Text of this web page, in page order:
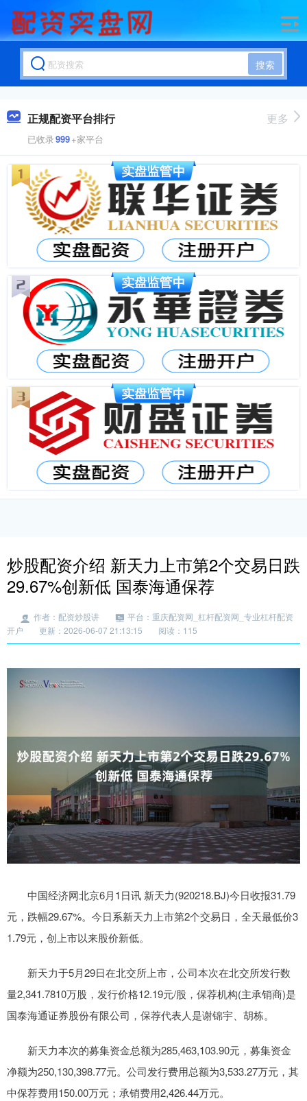
搜索
正规配资平台排行
已收录999+家平台
更多
炒股配资介绍 新天力上市第2个交易日跌
29.67%创新低 国泰海通保荐
作者：配资炒股讲
平台：重庆配资网_杠杆配资网_专业杠杆配资
开户
更新：2026-06-07 21:13:15 阅读：115
中国经济网北京6月1日讯 新天力(920218.BJ)今日收报31.79
元，跌幅29.67%。今日系新天力上市第2个交易日，全天最低价3
1.79元，创上市以来股价新低。
新天力于5月29日在北交所上市，公司本次在北交所发行数
量2,341.7810万股，发行价格12.19元/股，保荐机构(主承销商)是
国泰海通证券股份有限公司，保荐代表人是谢锦宇、胡栋。
新天力本次的募集资金总额为285,463,103.90元，募集资金
净额为250,130,398.77元。公司发行费用总额为3,533.27万元，其
中保荐费用150.00万元；承销费用2,426.44万元。